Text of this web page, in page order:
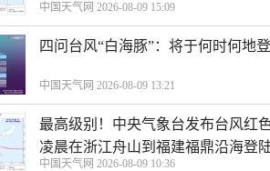
中国天气网 2026-08-09 15:09
四问台风“白海豚”：将于何时何地
中国天气网 2026-08-09 13:21
最高级别！中央气象台发布台风红
凌晨在浙江舟山到福建福鼎沿海登
中国天气网 2026-08-09 10:36